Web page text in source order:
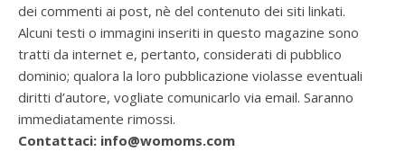
dei commenti ai post, nè del contenuto dei siti linkati.
Alcuni testi o immagini inseriti in questo magazine sono
tratti da internet e, pertanto, considerati di pubblico
dominio; qualora la loro pubblicazione violasse eventuali
diritti d’autore, vogliate comunicarlo via email. Saranno
immediatamente rimossi.
Contattaci: info@womoms.com